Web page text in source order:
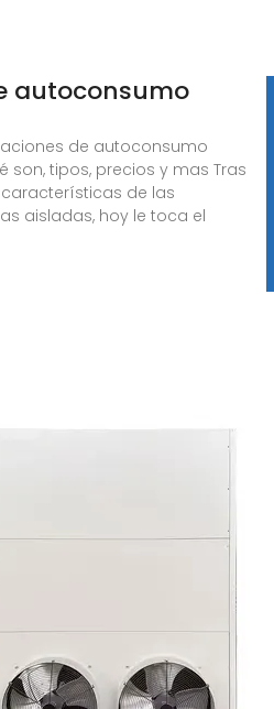
autoconsumo
de autoconsumo
son, tipos, precios y mas Tras
de las
aisladas, hoy le toca el